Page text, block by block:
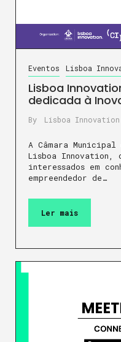
Eventos Lisboa
Lisboa
dedicada à
By Lisboa Innovation
A Câmara
Lisboa Innovation,
interessados em
empreendedor de…
Ler mais